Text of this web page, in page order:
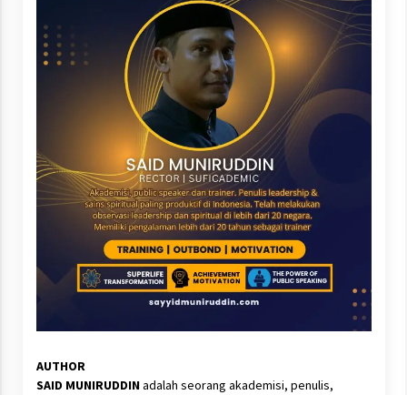
AUTHOR
SAID MUNIRUDDINadalah seorang akademisi, penulis,